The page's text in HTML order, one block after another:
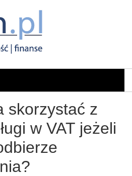
skorzystać z
w VAT jeżeli